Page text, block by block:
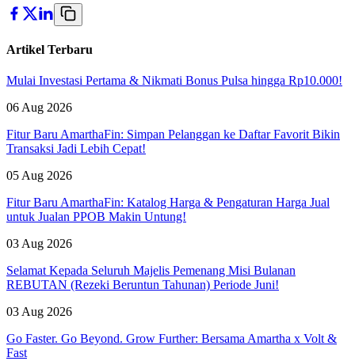
Artikel Terbaru
Mulai Investasi Pertama & Nikmati Bonus Pulsa hingga Rp10.000!
06 Aug 2026
Fitur Baru AmarthaFin: Simpan Pelanggan ke Daftar Favorit Bikin
Transaksi Jadi Lebih Cepat!
05 Aug 2026
Fitur Baru AmarthaFin: Katalog Harga & Pengaturan Harga Jual
untuk Jualan PPOB Makin Untung!
03 Aug 2026
Selamat Kepada Seluruh Majelis Pemenang Misi Bulanan
REBUTAN (Rezeki Beruntun Tahunan) Periode Juni!
03 Aug 2026
Go Faster. Go Beyond. Grow Further: Bersama Amartha x Volt &
Fast